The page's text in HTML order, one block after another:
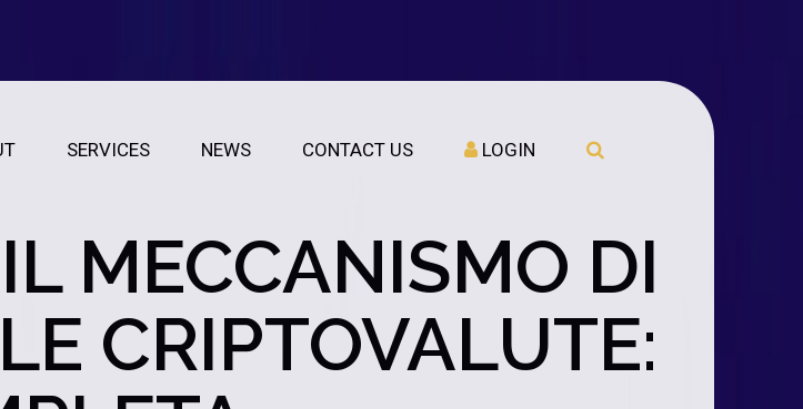
SERVICES NEWS CONTACT US LOGIN
MECCANISMO DI
CRIPTOVALUTE: